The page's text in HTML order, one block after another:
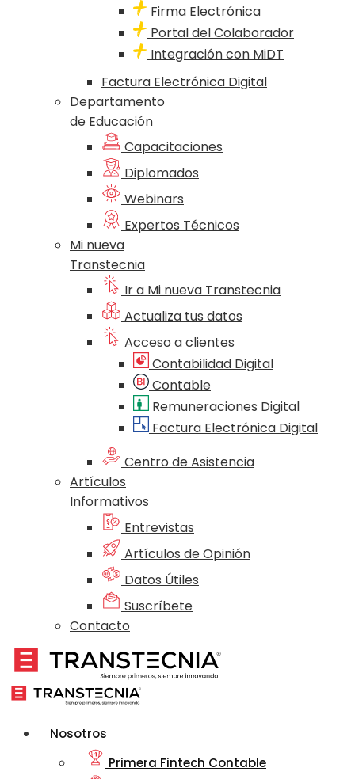
Firma Electrónica
Portal del Colaborador
Integración con MiDT
Factura Electrónica Digital
Departamento
de Educación
Capacitaciones
Diplomados
Webinars
Expertos Técnicos
Mi nueva
Transtecnia
Ir a Mi nueva Transtecnia
Actualiza tus datos
Acceso a clientes
Contabilidad Digital
Contable
Remuneraciones Digital
Factura Electrónica Digital
Centro de Asistencia
Artículos
Informativos
Entrevistas
Artículos de Opinión
Datos Útiles
Suscríbete
Contacto
Nosotros
Primera Fintech Contable